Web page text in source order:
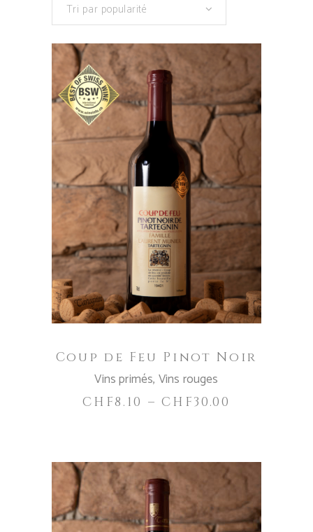
popularité
Tri par popularité
CHOIX DES OPTIONS
Ce
produit
a
plusieurs
variations.
Les
options
peuvent
choisies
sur
la
Coup de Feu Pinot Noir
Vins primés, Vins rouges
CHF8.10 –CHF30.00